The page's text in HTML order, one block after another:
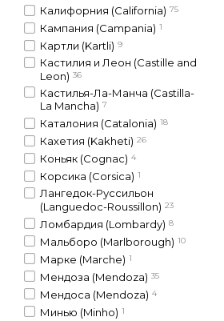
Калифорния (California) 75
Кампания (Campania) 1
Картли (Kartli) 9
Кастилия и Леон (Castille and
Leon) 36
Кастилья-Ла-Манча (Castilla-
La Mancha) 7
Каталония (Catalonia) 18
Кахетия (Kakheti) 26
Коньяк (Cognac) 4
Корсика (Corsica) 1
Лангедок-Русcильон
(Languedoc-Roussillon) 23
Ломбардия (Lombardy) 8
Мальборо (Marlborough) 10
Марке (Marche) 1
Мендоза (Mendoza) 35
Мендоса (Mendoza) 4
Минью (Minho) 1